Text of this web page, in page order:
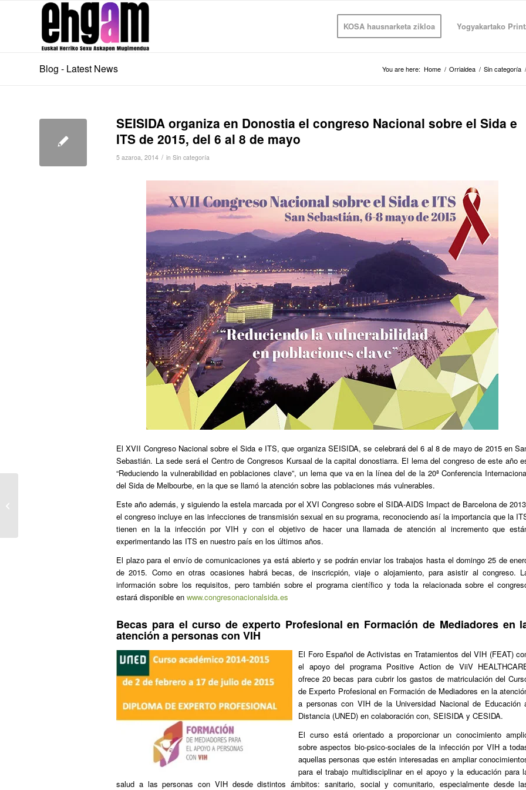
KOSA hausnarketa zikloa Yogyakartako
Blog - Latest News You are here: Home / Orrialdea / Sin categoría /
SEISIDA organiza en Donostia el congreso Nacional sobre el Sida e
ITS de 2015, del 6 al 8 de mayo
5 azaroa, 2014 / in Sin categoría
El XVII Congreso Nacional sobre el Sida e ITS, que organiza SEISIDA, se celebrará del 6 al 8 de mayo de 2015 en
Sebastián. La sede será el Centro de Congresos Kursaal de la capital donostiarra. El lema del congreso de este año
“Reduciendo la vulnerabilidad en poblaciones clave”, un lema que va en la línea del de la 20ª Conferencia
del Sida de Melbourbe, en la que se llamó la atención sobre las poblaciones más vulnerables.
Este año además, y siguiendo la estela marcada por el XVI Congreso sobre el SIDA-AIDS Impact de Barcelona de
el congreso incluye en las infecciones de transmisión sexual en su programa, reconociendo así la importancia que la
tienen en la la infección por VIH y con el objetivo de hacer una llamada de atención al incremento que
experimentando las ITS en nuestro país en los últimos años.
El plazo para el envío de comunicaciones ya está abierto y se podrán enviar los trabajos hasta el domingo 25 de
de 2015. Como en otras ocasiones habrá becas, de inscricpión, viaje o alojamiento, para asistir al congreso.
información sobre los requisitos, pero también sobre el programa científico y toda la relacionada sobre el
estará disponible en www.congresonacionalsida.es
Becas para el curso de experto Profesional en Formación de Mediadores en
atención a personas con VIH
El Foro Español de Activistas en Tratamientos del VIH (FEAT)
el apoyo del programa Positive Action de ViiV
ofrece 20 becas para cubrir los gastos de matriculación del
de Experto Profesional en Formación de Mediadores en la
a personas con VIH de la Universidad Nacional de Educación
Distancia (UNED) en colaboración con, SEISIDA y CESIDA.
El curso está orientado a proporcionar un conocimiento
sobre aspectos bio-psico-sociales de la infección por VIH a
aquellas personas que estén interesadas en ampliar
para el trabajo multidisciplinar en el apoyo y la educación para
salud a las personas con VIH desde distintos ámbitos: sanitario, social y comunitario, especialmente desde
gay en EEUU es un blanco en